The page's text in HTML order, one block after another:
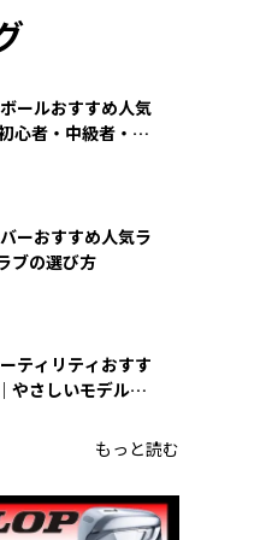
ールおすすめ人気
心者・中級者・上
ーおすすめ人気ラ
ブの選び方
ティリティおすす
やさしいモデルの
もっと読む